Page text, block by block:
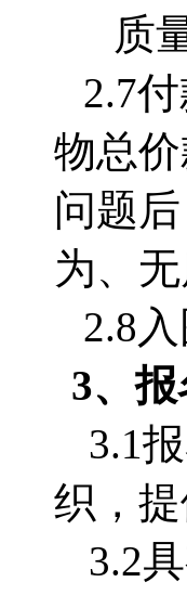
质
2.7
物总
问题
为、
2.8
3、报
3.1
织，
3.2